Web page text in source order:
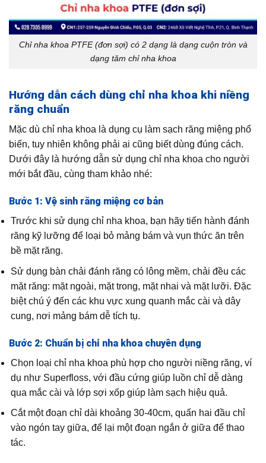
Chỉ nha khoa PTFE (đơn sợi) có 2 dạng là dạng cuộn tròn và
dạng tăm chỉ nha khoa
Hướng dẫn cách dùng chỉ nha khoa khi niềng
răng chuẩn
Mặc dù chỉ nha khoa là dụng cụ làm sạch răng miệng phổ
biến, tuy nhiên không phải ai cũng biết dùng đúng cách.
Dưới đây là hướng dẫn sử dụng chỉ nha khoa cho người
mới bắt đầu, cùng tham khảo nhé:
Bước 1: Vệ sinh răng miệng cơ bản
Trước khi sử dụng chỉ nha khoa, bạn hãy tiến hành đánh
răng kỹ lưỡng để loại bỏ mảng bám và vụn thức ăn trên
bề mặt răng.
Sử dụng bàn chải đánh răng có lông mềm, chải đều các
mặt răng: mặt ngoài, mặt trong, mặt nhai và mặt lưỡi. Đặc
biệt chú ý đến các khu vực xung quanh mắc cài và dây
cung, nơi mảng bám dễ tích tụ.
Bước 2: Chuẩn bị chỉ nha khoa chuyên dụng
Chọn loại chỉ nha khoa phù hợp cho người niềng răng, ví
dụ như Superfloss, với đầu cứng giúp luồn chỉ dễ dàng
qua mắc cài và lớp sợi xốp giúp làm sạch hiệu quả.
Cắt một đoạn chỉ dài khoảng 30-40cm, quấn hai đầu chỉ
vào ngón tay giữa, để lại một đoạn ngắn ở giữa để thao
tác.